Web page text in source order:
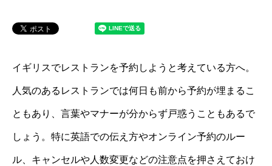
イギリスでレストランを予約しようと考えている方へ。
人気のあるレストランでは何日も前から予約が埋まるこ
ともあり、言葉やマナーが分からず戸惑うこともあるで
しょう。特に英語での伝え方やオンライン予約のルー
ル、キャンセルや人数変更などの注意点を押さえておけ